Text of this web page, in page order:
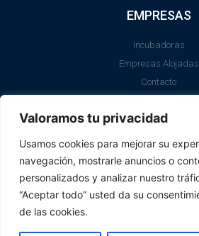
Valoramos tu privacidad
Usamos cookies para mejorar su
navegación, mostrarle anuncios o
personalizados y analizar nuestro
“Aceptar todo” usted da su
de las cookies.
EMPRESAS
Incubadoras
Empresas Alojadas
Contacto
Aviso Legal
Política de Cookies
SII
© Promálaga 2026